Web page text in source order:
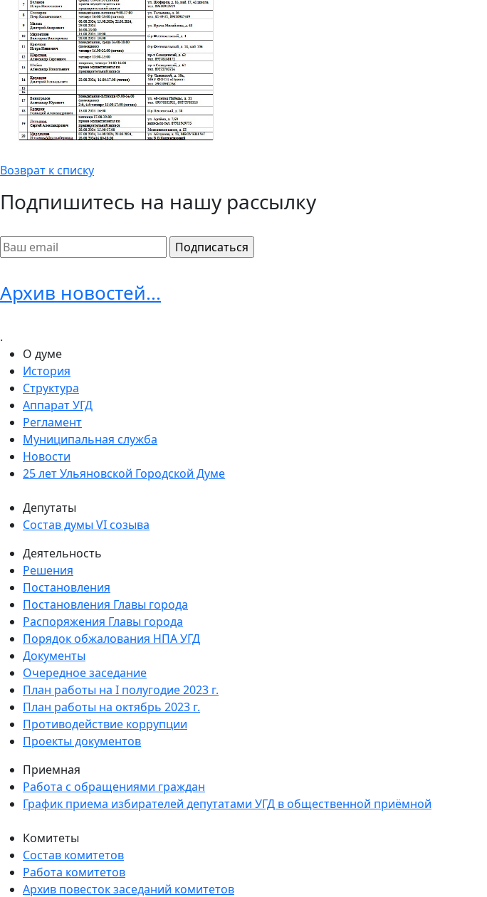
Возврат к списку
Подпишитесь на нашу рассылку
Архив новостей...
.
О думе
История
Структура
Аппарат УГД
Регламент
Муниципальная служба
Новости
25 лет Ульяновской Городской Думе
Депутаты
Состав думы VI созыва
Деятельность
Решения
Постановления
Постановления Главы города
Распоряжения Главы города
Порядок обжалования НПА УГД
Документы
Очередное заседание
План работы на I полугодие 2023 г.
План работы на октябрь 2023 г.
Противодействие коррупции
Проекты документов
Приемная
Работа с обращениями граждан
График приема избирателей депутатами УГД в общественной приёмной
Комитеты
Состав комитетов
Работа комитетов
Архив повесток заседаний комитетов